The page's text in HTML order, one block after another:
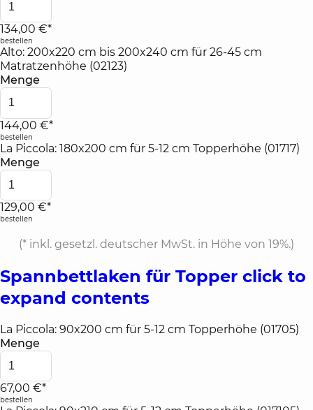
134,00 €*
bestellen
Alto: 200x220 cm bis 200x240 cm für 26-45 cm
Matratzenhöhe (02123)
Menge
144,00 €*
bestellen
La Piccola: 180x200 cm für 5-12 cm Topperhöhe (01717)
Menge
129,00 €*
bestellen
(* inkl. gesetzl. deutscher MwSt. in Höhe von 19%.)
Spannbettlaken für Topper click to
expand contents
La Piccola: 90x200 cm für 5-12 cm Topperhöhe (01705)
Menge
67,00 €*
bestellen